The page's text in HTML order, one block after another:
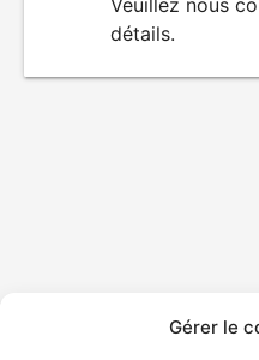
Gérer le
Veuillez nous
détails.